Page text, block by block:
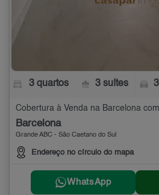
3 quartos 3 suítes
Cobertura à Venda na Barcelona
Barcelona
Grande ABC - São Caetano do Sul
Endereço no círculo do mapa
WhatsApp